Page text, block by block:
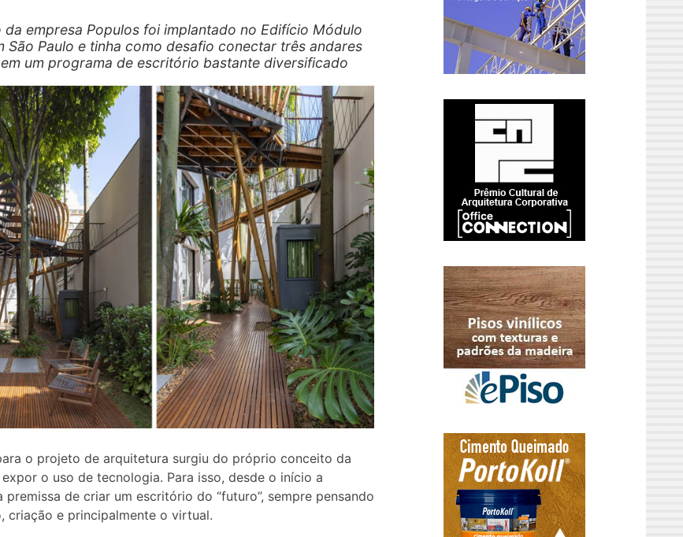
da empresa Populos foi implantado no Edifício Módulo
São Paulo e tinha como desafio conectar três andares
um programa de escritório bastante diversificado
o projeto de arquitetura surgiu do próprio conceito da
o uso de tecnologia. Para isso, desde o início a
premissa de criar um escritório do “futuro”, sempre pensando
criação e principalmente o virtual.